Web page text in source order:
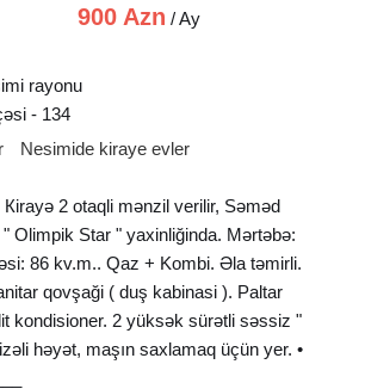
900 Azn / Ay
rayonu
- 134
Nesimide kiraye evler
Кirayə 2 otaqli mənzil verilir, Səməd
Olimpik Star " yaxinliğinda. Mərtəbə:
86 kv.m.. Qaz + Kombi. Əla təmirli.
qovşaği ( duş kabinasi ). Paltar
kondisioner. 2 yüksək sürətli səssiz "
həyət, maşın saxlamaq üçün yer. •